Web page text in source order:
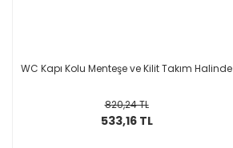
WC Kapı Kolu Menteşe ve Kilit Takım Halinde
820,24 TL
533,16 TL